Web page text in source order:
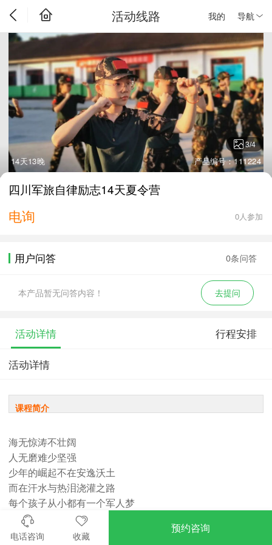
我的 导航
活动线路
3/4
14天13晚 产品编号：111224
四川军旅自律励志14天夏令营
电询 0人参加
用户问答 0条问答
本产品暂无问答内容！ 去提问
活动详情 行程安排
活动详情
课程简介
海无惊涛不壮阔
人无磨难少坚强
少年的崛起不在安逸沃土
而在汗水与热泪浇灌之路
每个孩子从小都有一个军人梦
欢乐与泪水交织，梦想与荣耀共存
责任与使命相融，热血与感动同在
电话咨询 收藏
预约咨询